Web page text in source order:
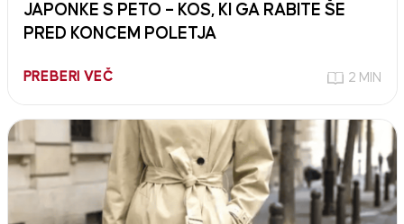
JAPONKE S PETO – KOS, KI GA RABITE ŠE
PRED KONCEM POLETJA
PREBERI VEČ 2 MIN